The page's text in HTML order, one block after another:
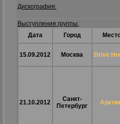
Дискография:
Выступления группы:
Дата
Город
15.09.2012 Москва Drive
21.10.2012
Санкт-
Петербург